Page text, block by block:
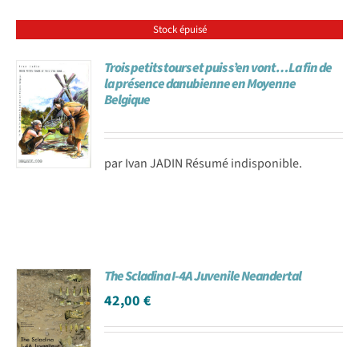
Stock épuisé
Trois petits tours et puis s’en vont…La fin de
la présence danubienne en Moyenne
Belgique
par Ivan JADIN Résumé indisponible.
The Scladina I-4A Juvenile Neandertal
42,00€